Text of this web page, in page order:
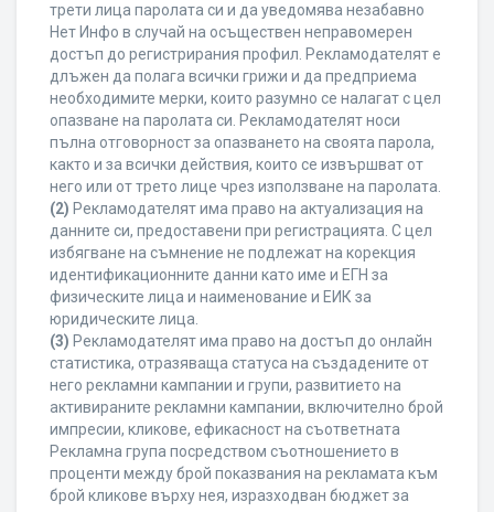
трети лица паролата си и да уведомява незабавно
Нет Инфо в случай на осъществен неправомерен
достъп до регистрирания профил. Рекламодателят е
длъжен да полага всички грижи и да предприема
необходимите мерки, които разумно се налагат с цел
опазване на паролата си. Рекламодателят носи
пълна отговорност за опазването на своята парола,
както и за всички действия, които се извършват от
него или от трето лице чрез използване на паролата.
(2) Рекламодателят има право на актуализация на
данните си, предоставени при регистрацията. С цел
избягване на съмнение не подлежат на корекция
идентификационните данни като име и ЕГН за
физическите лица и наименование и ЕИК за
юридическите лица.
(3) Рекламодателят има право на достъп до онлайн
статистика, отразяваща статуса на създадените от
него рекламни кампании и групи, развитието на
активираните рекламни кампании, включително брой
импресии, кликове, ефикасност на съответната
Рекламна група посредством съотношението в
проценти между брой показвания на рекламата към
брой кликове върху нея, изразходван бюджет за